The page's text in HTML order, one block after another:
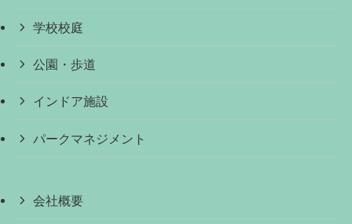
学校校庭
公園・歩道
インドア施設
パークマネジメント
会社概要